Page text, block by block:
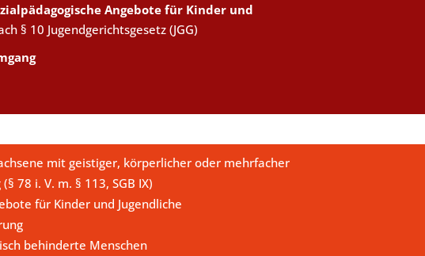
Angebote für Kinder und
§ 10 Jugendgerichtsgesetz (JGG)
mit geistiger, körperlicher oder mehrfacher
78 i. V. m. § 113, SGB IX)
für Kinder und Jugendliche
behinderte Menschen